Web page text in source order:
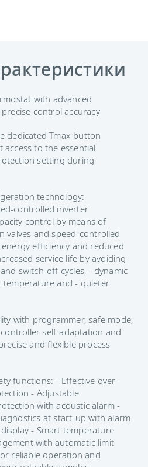
with advanced
control accuracy
dedicated Tmax button
access to the essential
setting during
technology:
controlled inverter
control by means of
valves and speed-controlled
efficiency and reduced
service life by avoiding
switch-off cycles, - dynamic
and - quieter
with programmer, safe mode,
self-adaptation and
and flexible process
functions: - Effective over-
- Adjustable
with acoustic alarm -
at start-up with alarm
- Smart temperature
with automatic limit
reliable operation and